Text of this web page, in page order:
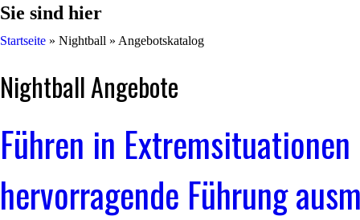
Sie sind hier
Startseite » Nightball » Angebotskatalog
Nightball Angebote
Führen in
hervorragende Führung